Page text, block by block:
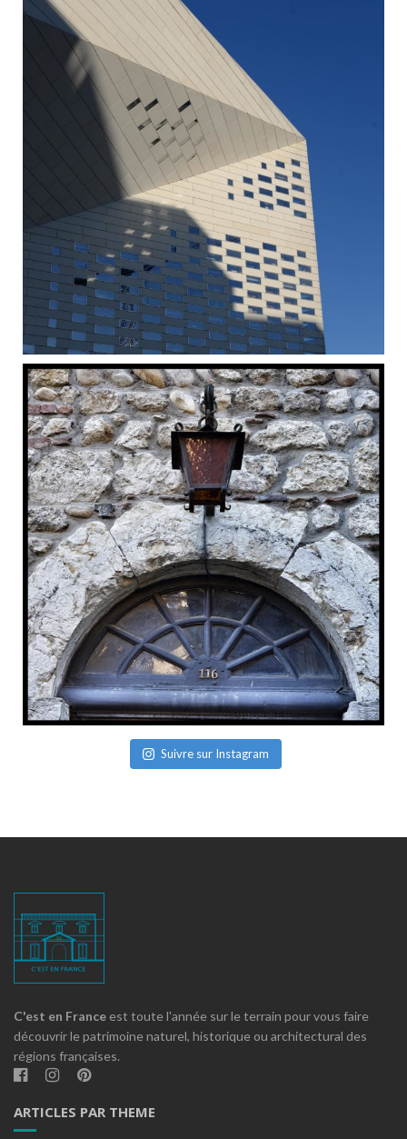
Suivre sur Instagram
C'est en France est toute l'année sur le terrain pour vous faire
découvrir le patrimoine naturel, historique ou architectural des
régions françaises.
ARTICLES PAR THEME